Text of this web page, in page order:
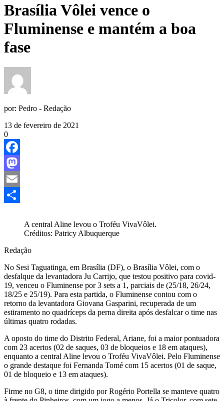
Brasília Vôlei vence o
Fluminense e mantém a boa
fase
por: Pedro - Redação
13 de fevereiro de 2021
0
Facebook
Mastodon
Email
A central Aline levou o Troféu VivaVôlei.
Créditos: Patricy Albuquerque
Redação
No Sesi Taguatinga, em Brasília (DF), o Brasília Vôlei, com o
desfalque da levantadora Ju Carrijo, que testou positivo para covid-
19, venceu o Fluminense por 3 sets a 1, parciais de (25/18, 26/24,
18/25 e 25/19). Para esta partida, o Fluminense contou com o
retorno da levantadora Giovana Gasparini, recuperada de um
estiramento no quadríceps da perna direita após desfalcar o time nas
últimas quatro rodadas.
A oposto do time do Distrito Federal, Ariane, foi a maior pontuadora
com 23 acertos (02 de saques, 03 de bloqueios e 18 em ataques),
enquanto a central Aline levou o Troféu VivaVôlei. Pelo Fluminense
o grande destaque foi Fernanda Tomé com 15 acertos (01 de saque,
01 de bloqueio e 13 em ataques).
Firme no G8, o time dirigido por Rogério Portella se manteve quatro